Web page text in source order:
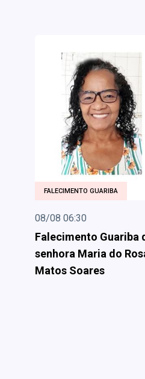
FALECIMENTO GUARIBA
08/08 06:30
Falecimento Guariba
senhora Maria do
Matos Soares